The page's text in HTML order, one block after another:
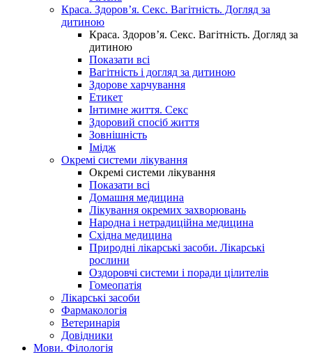
Краса. Здоров’я. Секс. Вагітність. Догляд за
дитиною
Краса. Здоров’я. Секс. Вагітність. Догляд за
дитиною
Показати всі
Вагітність і догляд за дитиною
Здорове харчування
Етикет
Інтимне життя. Секс
Здоровий спосіб життя
Зовнішність
Імідж
Окремі системи лікування
Окремі системи лікування
Показати всі
Домашня медицина
Лікування окремих захворювань
Народна і нетрадиційна медицина
Східна медицина
Природні лікарські засоби. Лікарські
рослини
Оздоровчі системи і поради цілителів
Гомеопатія
Лікарські засоби
Фармакологія
Ветеринарія
Довідники
Мови. Філологія